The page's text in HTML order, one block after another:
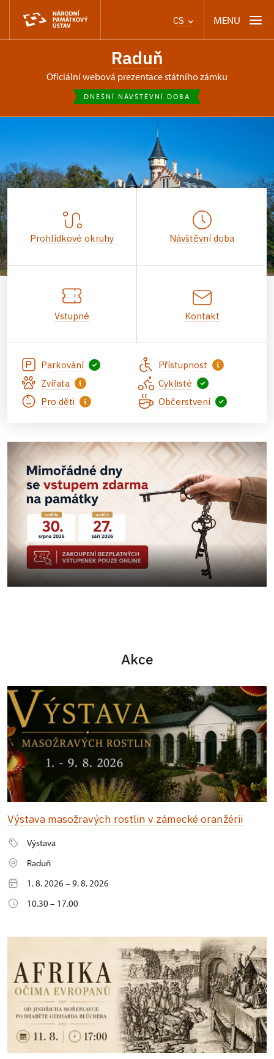
CS MENU
Raduň
oficiální webová prezentace státního zámku
DNEŠNÍ NÁVŠTĚVNÍ DOBA
Prohlídkové okruhy Návštěvní doba
Vstupné Kontakt
Parkování
Přístupnost
Zvířata
Cyklisté
Pro děti
Občerstvení
Akce
Výstava masožravých rostlin v zámecké oranžérii
Výstava
Raduň
1. 8. 2026 – 9. 8. 2026
10.30 – 17.00